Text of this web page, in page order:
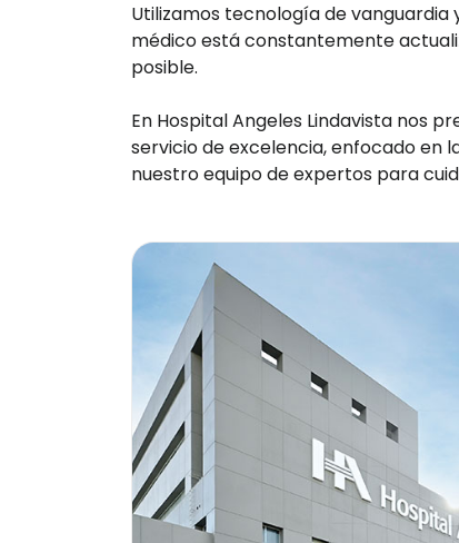
Utilizamos tecnología de
médico está constantemente
posible.
En Hospital Angeles Lindavista nos
servicio de excelencia, enfocado en
nuestro equipo de expertos para